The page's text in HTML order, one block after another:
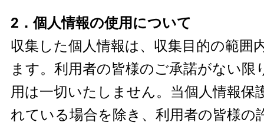
2．個人情報の使用について
収集した個人情報は、収集目的の範囲
ます。利用者の皆様のご承諾がない限
用は一切いたしません。当個人情報保
れている場合を除き、利用者の皆様の